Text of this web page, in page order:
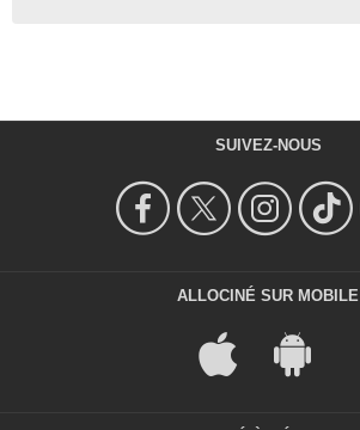
SUIVEZ-NOUS
ALLOCINÉ SUR MOBILE